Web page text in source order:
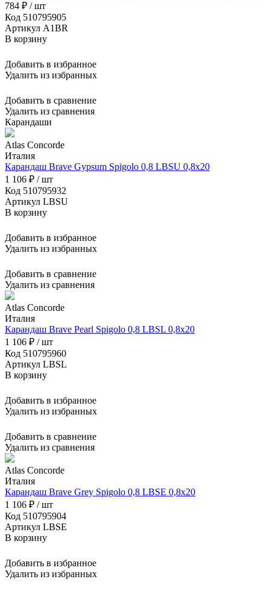
784 ₽ / шт
Код 510795905
Артикул A1BR
В корзину
Добавить в избранное
Удалить из избранных
Добавить в сравнение
Удалить из сравнения
Карандаши
Atlas Concorde
Италия
Карандаш Brave Gypsum Spigolo 0,8 LBSU 0,8x20
1 106 ₽ / шт
Код 510795932
Артикул LBSU
В корзину
Добавить в избранное
Удалить из избранных
Добавить в сравнение
Удалить из сравнения
Atlas Concorde
Италия
Карандаш Brave Pearl Spigolo 0,8 LBSL 0,8x20
1 106 ₽ / шт
Код 510795960
Артикул LBSL
В корзину
Добавить в избранное
Удалить из избранных
Добавить в сравнение
Удалить из сравнения
Atlas Concorde
Италия
Карандаш Brave Grey Spigolo 0,8 LBSE 0,8x20
1 106 ₽ / шт
Код 510795904
Артикул LBSE
В корзину
Добавить в избранное
Удалить из избранных